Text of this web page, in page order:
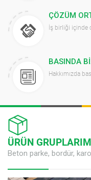
ÇÖZÜM
İş birliği içinde
BASINDA
Hakkımızda
ÜRÜN
Beton parke, bordür,